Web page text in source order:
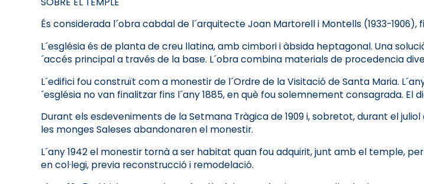
És considerada l´obra cabdal de l´arquitecte Joan Martorell i Montells (1933-1906),
L´església és de planta de creu llatina, amb cimbori i àbsida heptagonal. Una
´accés principal a través de la base. L´obra combina materials de procedencia
L´edifici fou construït com a monestir de l´Ordre de la Visitació de Santa Maria.
´església no van finalitzar fins l´any 1885, en què fou solemnement consagrada.
Durant els esdeveniments de la Setmana Tràgica de 1909 i, sobretot, durant el
les monges Saleses abandonaren el monestir.
L´any 1942 el monestir tornà a ser habitat quan fou adquirit, junt amb el temple,
en col·legi, previa reconstrucció i remodelació.